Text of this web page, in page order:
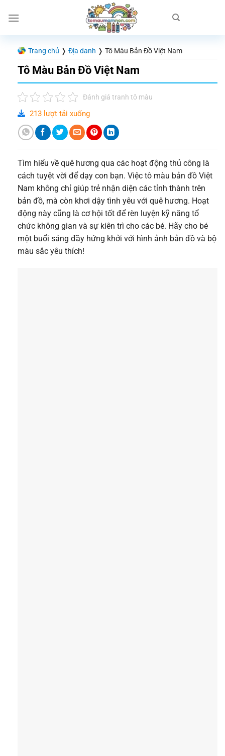
đến
Trang chủ ❭ Địa danh ❭ Tô Màu Bản Đồ Việt Nam
Tô Màu Bản Đồ Việt Nam
Đánh giá tranh tô màu
213 lượt tải xuống
Tìm hiểu về quê hương qua các hoạt động thủ công là
cách tuyệt vời để dạy con bạn. Việc tô màu bản đồ Việt
Nam không chỉ giúp trẻ nhận diện các tỉnh thành trên
bản đồ, mà còn khơi dậy tình yêu với quê hương. Hoạt
động này cũng là cơ hội tốt để rèn luyện kỹ năng tổ
chức không gian và sự kiên trì cho các bé. Hãy cho bé
một buổi sáng đầy hứng khởi với hình ảnh bản đồ và bộ
màu sắc yêu thích!